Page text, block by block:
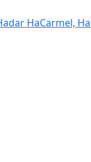
HaCarmel,